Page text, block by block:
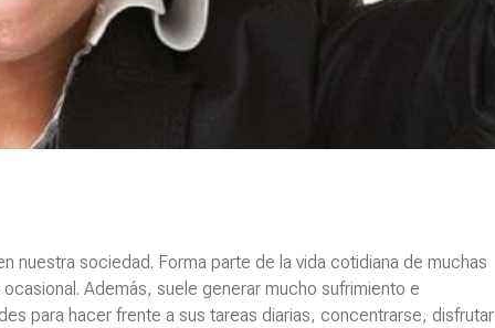
nuestra sociedad. Forma parte de la vida cotidiana de muchas
Además, suele generar mucho sufrimiento e
para hacer frente a sus tareas diarias, concentrarse, disfrutar